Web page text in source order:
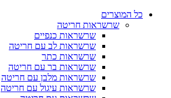
כל המוצרים
שרשראות חריטה
שרשראות כנפיים
שרשראות לב עם חריטה
שרשראות כתר
שרשראות בר עם חריטה
שרשראות מלבן עם חריטה
שרשראות עיגול עם חריטה